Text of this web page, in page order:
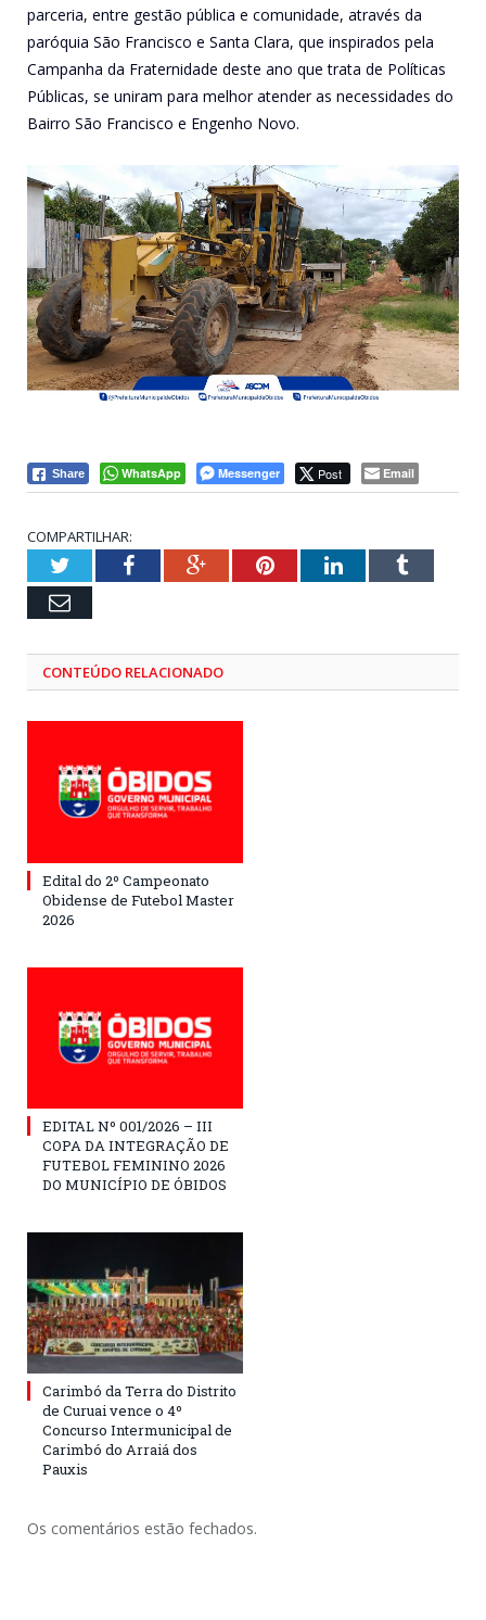
parceria, entre gestão pública e comunidade, através da
paróquia São Francisco e Santa Clara, que inspirados pela
Campanha da Fraternidade deste ano que trata de Políticas
Públicas, se uniram para melhor atender as necessidades do
Bairro São Francisco e Engenho Novo.
Share WhatsApp Messenger Post Email
COMPARTILHAR:
TwitterFacebookGoogle+PinterestLinkedInTumblr
Email
CONTEÚDO RELACIONADO
Edital do 2º Campeonato
Obidense de Futebol Master
2026
EDITAL Nº 001/2026 – III
COPA DA INTEGRAÇÃO DE
FUTEBOL FEMININO 2026
DO MUNICÍPIO DE ÓBIDOS
Carimbó da Terra do Distrito
de Curuai vence o 4º
Concurso Intermunicipal de
Carimbó do Arraiá dos
Pauxis
Os comentários estão fechados.